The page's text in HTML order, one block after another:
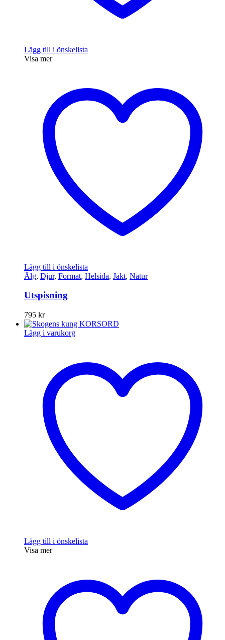
Lägg till i önskelista
Visa mer
Lägg till i önskelista
Älg, Djur, Format, Helsida, Jakt, Natur
Utspisning
795 kr
Lägg i varukorg
Lägg till i önskelista
Visa mer